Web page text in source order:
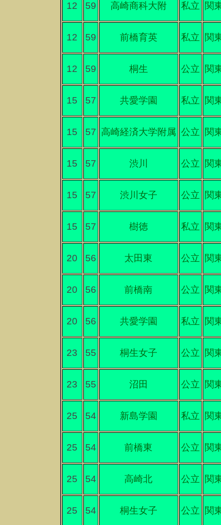
12 59 高崎商科大附 私立 関
12 59 前橋育英 私立 関
12 59 桐生 公立 関
15 57 共愛学園 私立 関
15 57 高崎経済大学附属 公立 関
15 57 渋川 公立 関
15 57 渋川女子 公立 関
15 57 樹徳 私立 関
20 56 太田東 公立 関
20 56 前橋南 公立 関
20 56 共愛学園 私立 関
23 55 桐生女子 公立 関
23 55 沼田 公立 関
25 54 新島学園 私立 関
25 54 前橋東 公立 関
25 54 高崎北 公立 関
25 54 桐生女子 公立 関